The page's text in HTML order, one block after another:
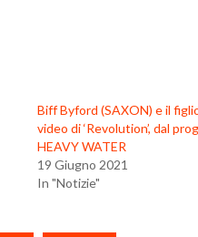
Biff Byford (SAXON) e il
video di ‘Revolution’, dal
HEAVY WATER
19 Giugno 2021
In "Notizie"